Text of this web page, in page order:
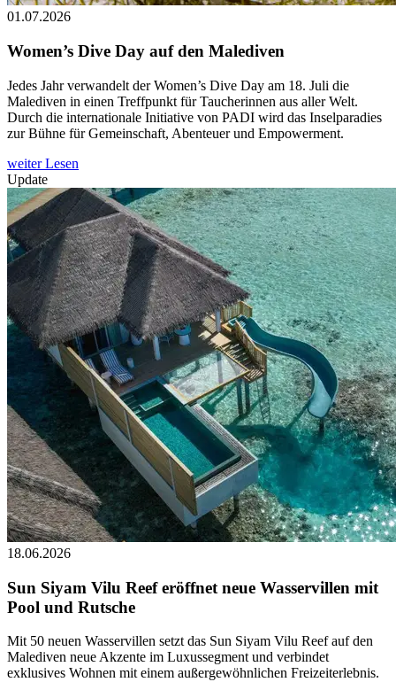
01.07.2026
Women’s Dive Day auf den Malediven
Jedes Jahr verwandelt der Women’s Dive Day am 18. Juli die
Malediven in einen Treffpunkt für Taucherinnen aus aller Welt.
Durch die internationale Initiative von PADI wird das Inselparadies
zur Bühne für Gemeinschaft, Abenteuer und Empowerment.
weiter Lesen
Update
18.06.2026
Sun Siyam Vilu Reef eröffnet neue Wasservillen mit
Pool und Rutsche
Mit 50 neuen Wasservillen setzt das Sun Siyam Vilu Reef auf den
Malediven neue Akzente im Luxussegment und verbindet
exklusives Wohnen mit einem außergewöhnlichen Freizeiterlebnis.